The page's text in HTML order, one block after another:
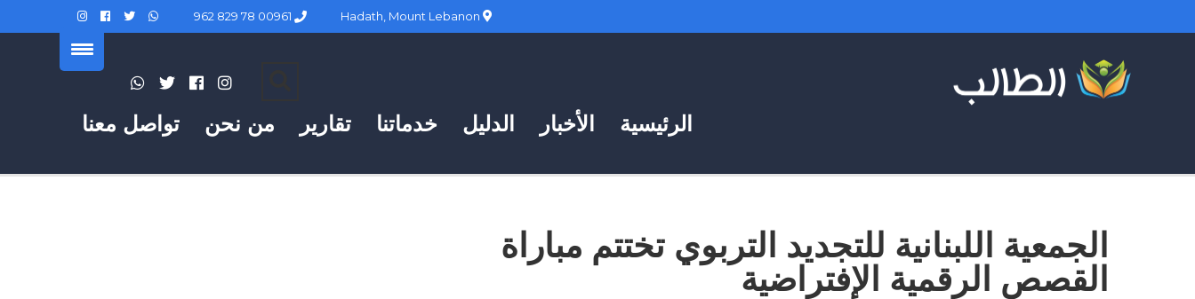
تواصل معنا من نحن تقارير خدماتنا الدليل الأخبار الرئيسية
الجمعية اللبنانية للتجديد التربوي تختتم مباراة
القصص الرقمية الإفتراضية